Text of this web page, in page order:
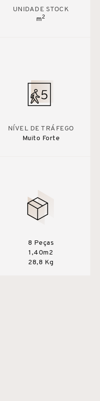
UNIDADE STOCK
m2
NÍVEL DE TRÁFEGO
Muito Forte
8 Peças
1,40m2
28,8 Kg